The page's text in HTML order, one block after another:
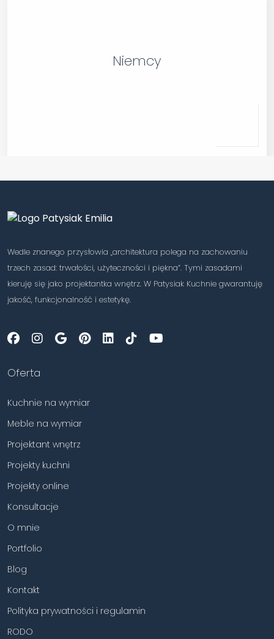
Niemcy
Wedle znanego przysłowia „architektura polega na zachowaniu
trzech zasad: trwałości, użyteczności i piękna”. Tymi zasadami
kieruję się jako projektantka wnętrz. W Patysiak Kuchnie gwarantuję
jakość, funkcjonalność i estetykę.
Oferta
Kuchnie na wymiar
Meble na wymiar
Projektant wnętrz
Projekty kuchni
Projekty online
Konsultacje
O mnie
Portfolio
Blog
Kontakt
Polityka prywatności i regulamin
RODO